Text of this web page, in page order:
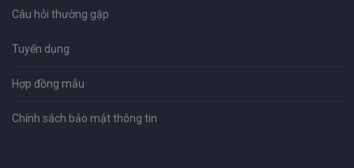
Câu hỏi thường gặp
Tuyển dụng
Hợp đồng mẫu
Chính sách bảo mật thông tin